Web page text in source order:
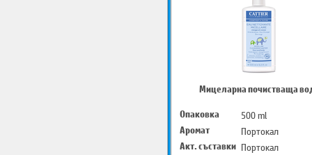
Мицеларна почистваща
Опаковка
500 ml
Аромат
Портокал
Акт. съставки Портокал